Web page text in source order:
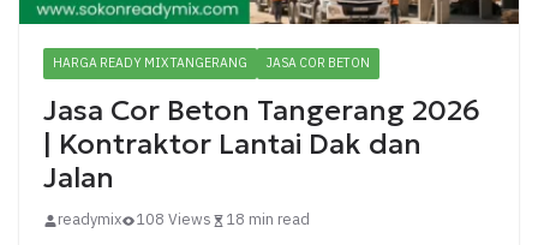
HARGA READY MIX TANGERANG JASA COR BETON
Jasa Cor Beton Tangerang 2026
| Kontraktor Lantai Dak dan
Jalan
readymix 108 Views 18 min read